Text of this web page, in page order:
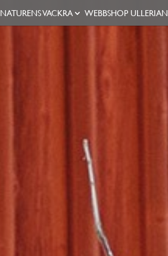
NATURENS VACKRA WEBBSHOP ULLERIAN